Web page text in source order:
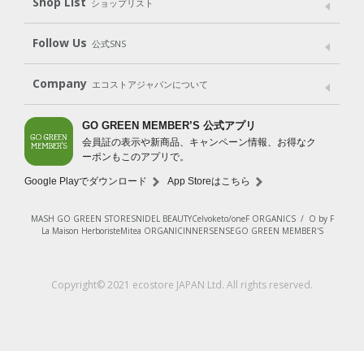
ショップリスト
Shop List
Follow Us 公式SNS
LINE＠ Instagram Facebook
Company エコストアジャパンについて
会社案内 ご利用規約
プライバシーポリシー
特定商取引法に基づく表示
免責事項
法人会員サービス
New Zealand Site
GO GREEN MEMBER’S 公式アプリ
会員証の表示や新商品、キャンペーン情報、お得なク
ーポンもこのアプリで。
Google Playでダウンロード App Storeはこちら
MASH GO GREEN STORESNIDEL BEAUTYCelvoketo/oneF ORGANICS/ O by F
La Maison HerboristeMitea ORGANICINNERSENSEGO GREEN MEMBER'S
Copyright© 2021 ecostore JAPAN Ltd. All rights reserved.